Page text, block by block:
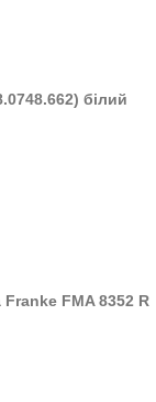
білий
Franke FMA 8352 R